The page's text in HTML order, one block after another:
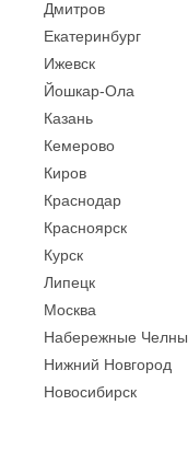
Дмитров
Екатеринбург
Ижевск
Йошкар-Ола
Казань
Кемерово
Киров
Краснодар
Красноярск
Курск
Липецк
Москва
Набережные Челны
Нижний Новгород
Новосибирск